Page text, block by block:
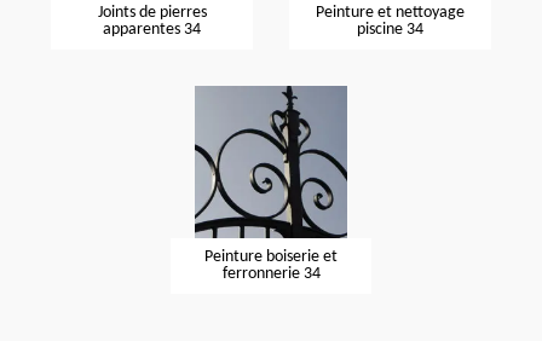
Joints de pierres
apparentes 34
Peinture et nettoyage
piscine 34
Peinture boiserie et
ferronnerie 34